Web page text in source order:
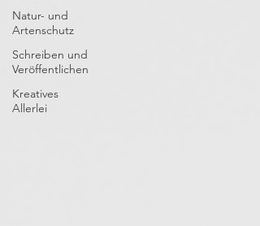
Natur- und
Artenschutz
Schreiben und
Veröffentlichen
Kreatives
Allerlei